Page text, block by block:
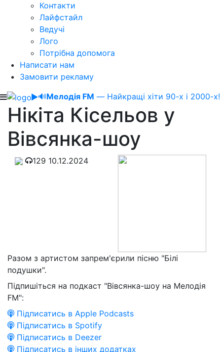
Контакти
Лайфстайл
Ведучі
Лого
Потрібна допомога
Написати нам
Замовити рекламу
🔊Мелодія FM — Найкращі хіти 90-х і 2000-х!
Нікіта Кісельов у
Вівсянка-шоу
129 10.12.2024
Разом з артистом запрем'єрили пісню "Білі
подушки".
Підпишіться на подкаст "Вівсянка-шоу на Мелодія
FM":
Підписатись в Apple Podcasts
Підписатись в Spotify
Підписатись в Deezer
Підписатись в інших додатках